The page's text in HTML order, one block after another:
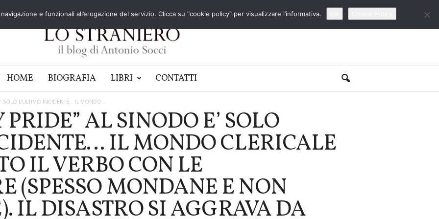
HOME BIOGRAFIA LIBRI CONTATTI
SOLO L’ULTIMO INCIDENTE… IL MONDO...
PRIDE” AL SINODO E’ SOLO
IL MONDO CLERICALE
IL VERBO CON LE
(SPESSO MONDANE E NON
IL DISASTRO SI AGGRAVA DA
e funzionali all’erogazione del servizio. Clicca su "cookie policy" per visualizzare l’informativa.